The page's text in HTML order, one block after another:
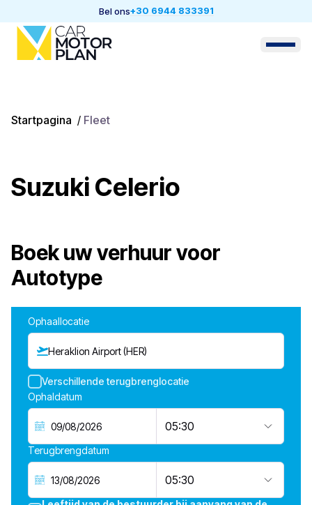
Bel ons+30 6944 833391
Startpagina / Fleet
Suzuki Celerio
Boek uw verhuur voor
Autotype
Ophaallocatie
Heraklion Airport (HER)
Verschillende terugbrenglocatie
Ophaldatum
05:30
Terugbrengdatum
05:30